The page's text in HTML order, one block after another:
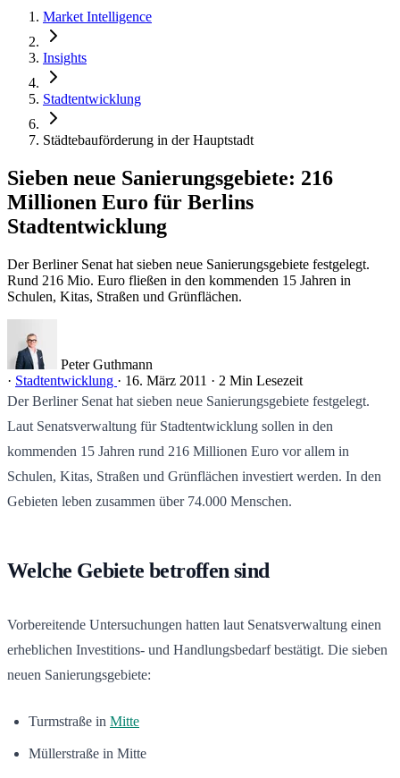
Market Intelligence
Insights
Stadtentwicklung
Städtebauförderung in der Hauptstadt
Sieben neue Sanierungsgebiete: 216
Millionen Euro für Berlins
Stadtentwicklung
Der Berliner Senat hat sieben neue Sanierungsgebiete festgelegt.
Rund 216 Mio. Euro fließen in den kommenden 15 Jahren in
Schulen, Kitas, Straßen und Grünflächen.
Peter Guthmann
· Stadtentwicklung · 16. März 2011 · 2 Min Lesezeit
Der Berliner Senat hat sieben neue Sanierungsgebiete festgelegt.
Laut Senatsverwaltung für Stadtentwicklung sollen in den
kommenden 15 Jahren rund 216 Millionen Euro vor allem in
Schulen, Kitas, Straßen und Grünflächen investiert werden. In den
Gebieten leben zusammen über 74.000 Menschen.
Welche Gebiete betroffen sind
Vorbereitende Untersuchungen hatten laut Senatsverwaltung einen
erheblichen Investitions- und Handlungsbedarf bestätigt. Die sieben
neuen Sanierungsgebiete:
Turmstraße in Mitte
Müllerstraße in Mitte